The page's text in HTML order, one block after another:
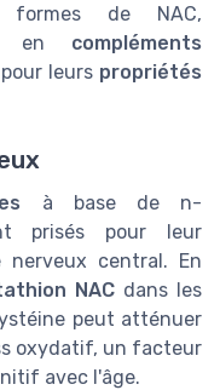
formes de NAC,
en compléments
leurs propriétés
à base de n-
prisés pour leur
central. En
NAC dans les
peut atténuer
oxydatif, un facteur
avec l'âge.